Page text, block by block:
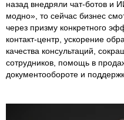
назад внедряли чат-ботов и
модно», то сейчас бизнес
через призму конкретного
контакт-центр, ускорение
качества консультаций,
сотрудников, помощь в
документообороте и